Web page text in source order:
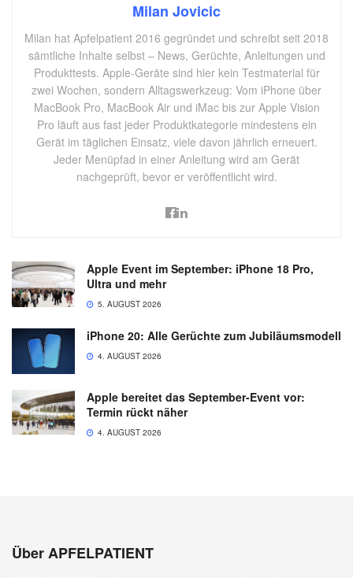
Milan Jovicic
Milan hat Apfelpatient 2016 gegründet und schreibt seit 2018
sämtliche Inhalte selbst – News, Gerüchte, Anleitungen und
Produkttests. Apple-Geräte sind hier kein Testmaterial für
zwei Wochen, sondern Alltagswerkzeug: Vom iPhone über
MacBook Pro, MacBook Air und iMac bis zur Apple Vision
Pro läuft aus fast jeder Produktkategorie mindestens ein
Gerät im täglichen Einsatz, viele davon jährlich erneuert.
Jeder Menüpfad in einer Anleitung wird am Gerät
nachgeprüft, bevor er veröffentlicht wird.
Apple Event im September: iPhone 18 Pro,
Ultra und mehr
5. AUGUST 2026
iPhone 20: Alle Gerüchte zum Jubiläumsmodell
4. AUGUST 2026
Apple bereitet das September-Event vor:
Termin rückt näher
4. AUGUST 2026
Über APFELPATIENT